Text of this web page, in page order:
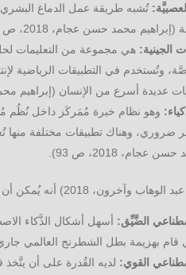
تُشبه طريقة عمل الدماغ البشري
محمد حسن عجام، 2018، ص 92).
الجينية: هي مجموعة من التعليمات
وتُستخدم في التطبيقات الرياضية
عديدة أسرع من الإنسان (إبراهيم محمد حسن
وهو نظام خبرة مُمَركَز داخل نُظُم
ضروري، وهناك تطبيقات مختلفة منها
عجام، 2018، ص 93).
أنه يُمكن أن تُقسَّم أنواع الذَّكاء الصناعي إلى:
الضَّيِّق: أسهل أشكال الذَّكاء
بهزيمة بطل الشطرنج العالمي جاري
القوي: لديه القُدرة على أن